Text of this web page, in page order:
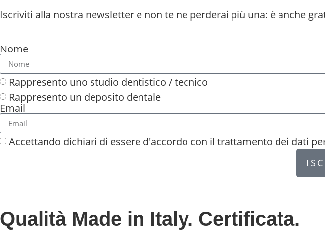
Iscriviti alla nostra newsletter e non te ne perderai più una: è anche
Nome
Rappresento uno studio dentistico / tecnico
Rappresento un deposito dentale
Email
Accettando dichiari di essere d'accordo con il trattamento dei dati
Qualità Made in Italy. Certificata.